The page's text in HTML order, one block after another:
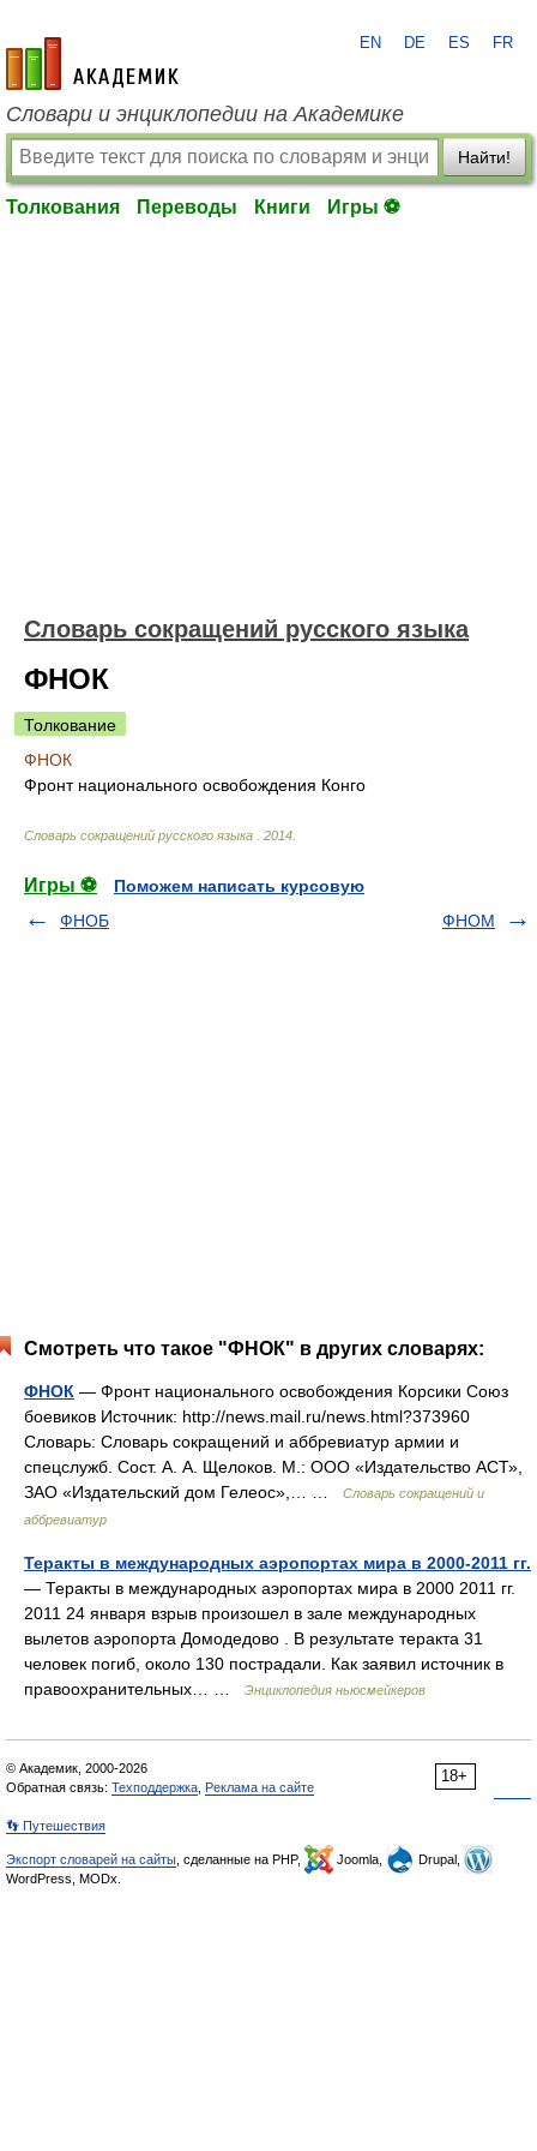
academic.ru
EN DE ES FR
Словари и энциклопедии на Академике
Найти!
Толкования Переводы Книги Игры ⚽
Словарь сокращений русского языка
ФНОК
Толкование
ФНОК
Фронт национального освобождения Конго
Словарь сокращений русского языка 2014
Игры ⚽
Поможем написать курсовую
ФНОБ
ФНОМ
Смотреть что такое "ФНОК" в других словарях:
ФНОК — Фронт национального освобождения Корсики Союз
боевиков Источник: http://news.mail.ru/news.html?373960
Словарь: Словарь сокращений и аббревиатур армии и
спецслужб. Сост. А. А. Щелоков. М.: ООО «Издательство АСТ»,
ЗАО «Издательский дом Гелеос»,… …
Словарь сокращений и
аббревиатур
Теракты в международных аэропортах мира в 2000-2011 гг.
— Теракты в международных аэропортах мира в 2000 2011 гг.
2011 24 января взрыв произошел в зале международных
вылетов аэропорта Домодедово . В результате теракта 31
человек погиб, около 130 пострадали. Как заявил источник в
правоохранительных… …
Энциклопедия ньюсмейкеров
18+
© Академик, 2000-2026
Обратная связь: Техподдержка Реклама на сайте
👣 Путешествия
Экспорт словарей на сайты , сделанные на PHP, Joomla,
Drupal,
WordPress, MODx.